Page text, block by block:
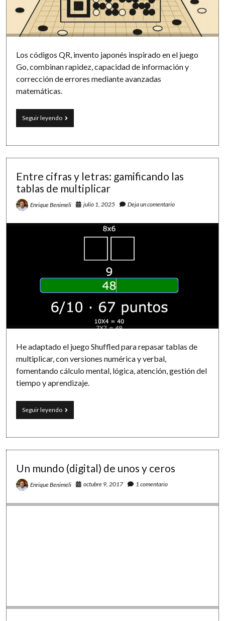
Software
Los códigos QR, invento japonés inspirado en el juego
Go, combinan rapidez, capacidad de información y
corrección de errores mediante avanzadas
matemáticas.
Seguir leyendoEl
origen
código
matemáticas
que
hacen
Entre cifras y letras: gamificando las
tablas de multiplicar
Enrique Benimeli julio 1, 2025 Deja un comentario
He adaptado el juego Shuffled para repasar tablas de
multiplicar, con versiones numérica y verbal,
fomentando cálculo mental, lógica, atención, gestión del
tiempo y aprendizaje.
Seguir leyendoEntre
cifras
letras:
tablas
de
multiplicar
Un mundo (digital) de unos y ceros
Enrique Benimeli octubre 9, 2017 1 comentario